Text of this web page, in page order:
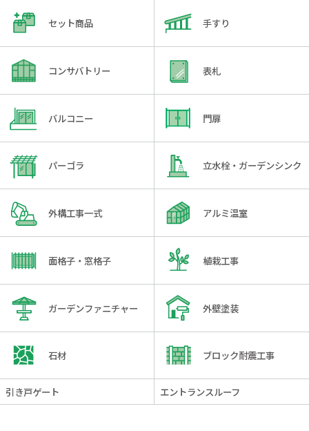
セット商品 手すり
コンサバトリー 表札
バルコニー 門扉
パーゴラ 立水栓・ガーデンシンク
外構工事一式 アルミ温室
面格子・窓格子 植栽工事
ガーデンファニチャー 外壁塗装
石材 ブロック耐震工事
引き戸ゲート エントランスルーフ